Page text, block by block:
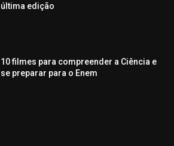
última edição
10 filmes para compreender a Ciência e
se preparar para o Enem